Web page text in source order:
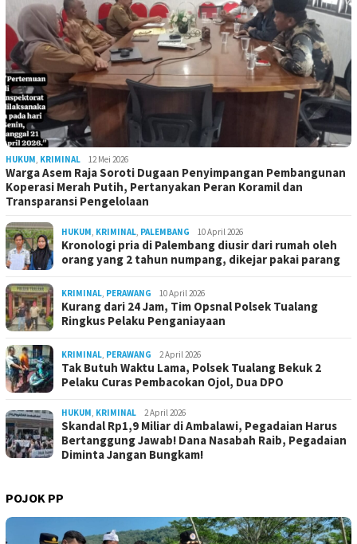
HUKUM, KRIMINAL 12 Mei 2026
Warga Asem Raja Soroti Dugaan Penyimpangan Pembangunan
Koperasi Merah Putih, Pertanyakan Peran Koramil dan
Transparansi Pengelolaan
HUKUM, KRIMINAL, PALEMBANG 10 April 2026
Kronologi pria di Palembang diusir dari rumah oleh
orang yang 2 tahun numpang, dikejar pakai parang
KRIMINAL, PERAWANG 10 April 2026
Kurang dari 24 Jam, Tim Opsnal Polsek Tualang
Ringkus Pelaku Penganiayaan
KRIMINAL, PERAWANG 2 April 2026
Tak Butuh Waktu Lama, Polsek Tualang Bekuk 2
Pelaku Curas Pembacokan Ojol, Dua DPO
HUKUM, KRIMINAL 2 April 2026
Skandal Rp1,9 Miliar di Ambalawi, Pegadaian Harus
Bertanggung Jawab! Dana Nasabah Raib, Pegadaian
Diminta Jangan Bungkam!
POJOK PP